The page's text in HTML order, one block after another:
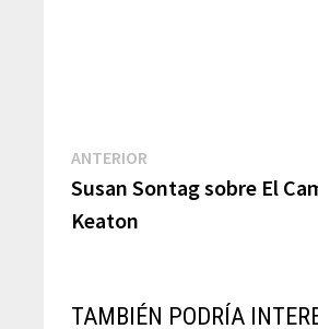
Navegación
de
ANTERIOR
post:
Susan Sontag sobre El
Keaton
TAMBIÉN PODRÍA